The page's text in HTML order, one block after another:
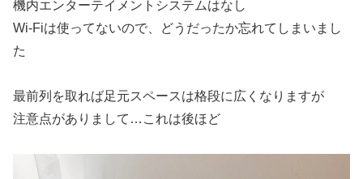
機内エンターテイメントシステムはなし
Wi-Fiは使ってないので、どうだったか忘れてしまいまし
た
最前列を取れば足元スペースは格段に広くなりますが
注意点がありまして…これは後ほど